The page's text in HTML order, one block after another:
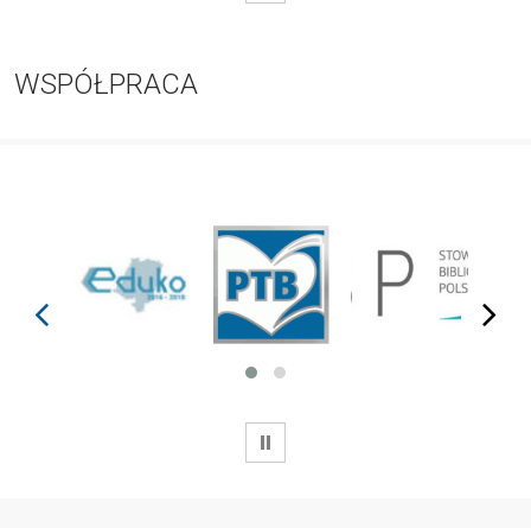
WSPÓŁPRACA
prev next
WSTRZYMAJ